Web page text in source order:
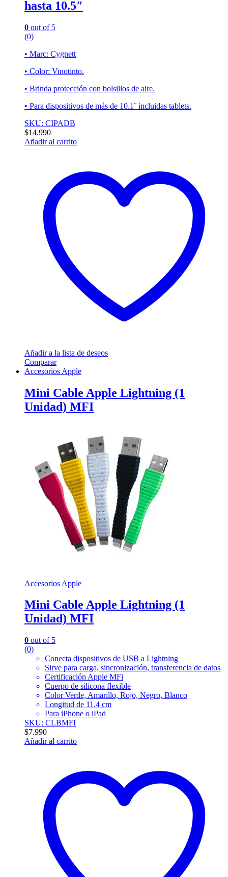
hasta 10.5″
0 out of 5
(0)
• Marc: Cygnett
• Color: Vinotinto.
• Brinda protección con bolsillos de aire.
• Para dispositivos de más de 10.1¨ incluidas tablets.
SKU: CIPADB
$14.990
Añadir al carrito
Añadir a la lista de deseos
Comparar
Accesorios Apple
Mini Cable Apple Lightning (1
Unidad) MFI
Accesorios Apple
Mini Cable Apple Lightning (1
Unidad) MFI
0 out of 5
(0)
Conecta dispositivos de USB a Lightning
Sirve para carga, sincronización, transferencia de datos
Certificación Apple MFi
Cuerpo de silicona flexible
Color Verde, Amarillo, Rojo, Negro, Blanco
Longitud de 11.4 cm
Para iPhone o iPad
SKU: CLBMFI
$7.990
Añadir al carrito